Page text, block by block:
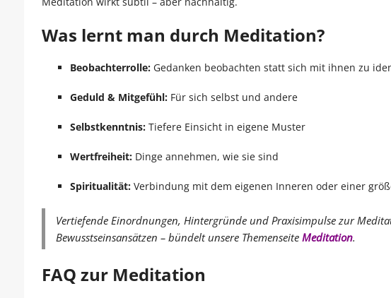
Was lernt man durch Meditation?
Beobachterrolle:Gedanken beobachten statt sich mit ihnen zu
Geduld & Mitgefühl:Für sich selbst und andere
Selbstkenntnis:Tiefere Einsicht in eigene Muster
Wertfreiheit:Dinge annehmen, wie sie sind
Spiritualität:Verbindung mit dem eigenen Inneren oder einer
Vertiefende Einordnungen, Hintergründe und Praxisimpulse zur
Bewusstseinsansätzen – bündelt unsere Themenseite Meditation.
FAQ zur Meditation